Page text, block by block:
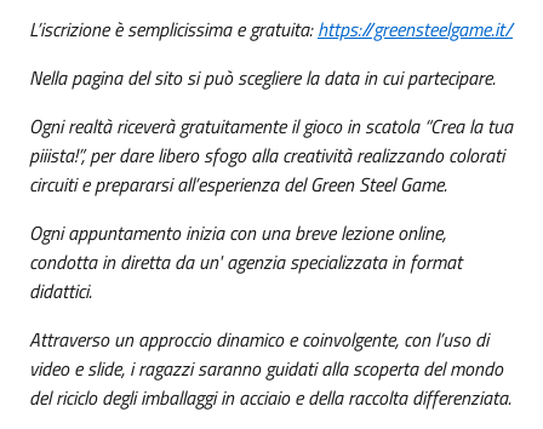
L’iscrizione è semplicissima e gratuita:https://greensteelgame.it/
Nella pagina del sito si può scegliere la data in cui partecipare.
Ogni realtà riceverà gratuitamente il gioco in scatola “Crea la tua
piiista!”, per dare libero sfogo alla creatività realizzando colorati
circuiti e prepararsi all’esperienza del Green Steel Game.
Ogni appuntamento inizia con una breve lezione online,
condotta in diretta da un' agenzia specializzata in format
didattici.
Attraverso un approccio dinamico e coinvolgente, con l’uso di
video e slide, i ragazzi saranno guidati alla scoperta del mondo
del riciclo degli imballaggi in acciaio e della raccolta differenziata.